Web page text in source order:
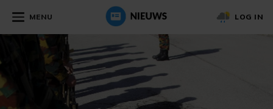
MENU LOG IN